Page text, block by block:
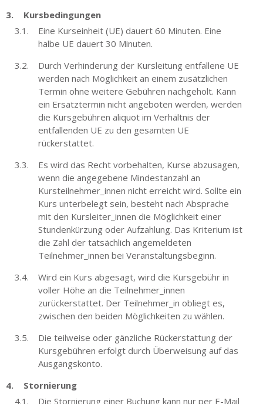
Kursbedingungen
Eine Kurseinheit (UE) dauert 60 Minuten. Eine
halbe UE dauert 30 Minuten.
Durch Verhinderung der Kursleitung entfallene UE
werden nach Möglichkeit an einem zusätzlichen
Termin ohne weitere Gebühren nachgeholt. Kann
ein Ersatztermin nicht angeboten werden, werden
die Kursgebühren aliquot im Verhältnis der
entfallenden UE zu den gesamten UE
rückerstattet.
Es wird das Recht vorbehalten, Kurse abzusagen,
wenn die angegebene Mindestanzahl an
Kursteilnehmer_innen nicht erreicht wird. Sollte ein
Kurs unterbelegt sein, besteht nach Absprache
mit den Kursleiter_innen die Möglichkeit einer
Stundenkürzung oder Aufzahlung. Das Kriterium ist
die Zahl der tatsächlich angemeldeten
Teilnehmer_innen bei Veranstaltungsbeginn.
Wird ein Kurs abgesagt, wird die Kursgebühr in
voller Höhe an die Teilnehmer_innen
zurückerstattet. Der Teilnehmer_in obliegt es,
zwischen den beiden Möglichkeiten zu wählen.
Die teilweise oder gänzliche Rückerstattung der
Kursgebühren erfolgt durch Überweisung auf das
Ausgangskonto.
Stornierung
Die Stornierung einer Buchung kann nur per E-Mail